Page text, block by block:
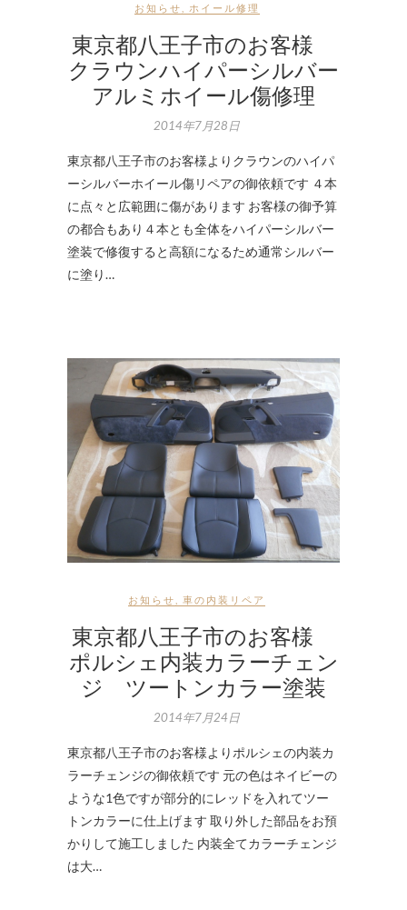
お知らせ ホイール修理
東京都八王子市のお客様
クラウンハイパーシルバー
アルミホイール傷修理
2014年7月28日
東京都八王子市のお客様よりクラウンのハイパ
ーシルバーホイール傷リペアの御依頼です ４本
に点々と広範囲に傷があります お客様の御予算
の都合もあり４本とも全体をハイパーシルバー
塗装で修復すると高額になるため通常シルバー
に塗り…
お知らせ 車の内装リペア
東京都八王子市のお客様
ポルシェ内装カラーチェン
ジ ツートンカラー塗装
2014年7月24日
東京都八王子市のお客様よりポルシェの内装カ
ラーチェンジの御依頼です 元の色はネイビーの
ような1色ですが部分的にレッドを入れてツー
トンカラーに仕上げます 取り外した部品をお預
かりして施工しました 内装全てカラーチェンジ
は大…